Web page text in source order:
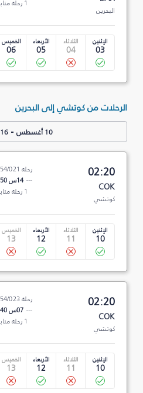
البحرين
1 رحلة متابعة
الإثنين
03
الثلاثاء
04
الأربعاء
05
الخميس
06
الرحلات من كوتشي إلى البحرين
10 أغسطس -16 أغسطس
02:20
COK
كوتشي
رحلة FZ 454/021
14س 50د
1 رحلة متابعة
الإثنين
10
الثلاثاء
11
الأربعاء
12
الخميس
13
02:20
COK
كوتشي
رحلة FZ 454/023
07س 40د
1 رحلة متابعة
الإثنين
10
الثلاثاء
11
الأربعاء
12
الخميس
13